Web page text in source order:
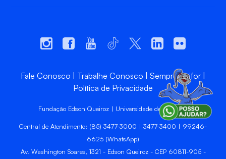
Fale Conosco Trabalhe Conosco
Sempre Unifor
Política de Privacidade
Fundação Edson Queiroz | Universidade de Fortaleza
Central de Atendimento: (85) 3477-3000 | 3477-3400 | 99246-
6625 (WhatsApp)
Av. Washington Soares, 1321 - Edson Queiroz - CEP 60811-905 -